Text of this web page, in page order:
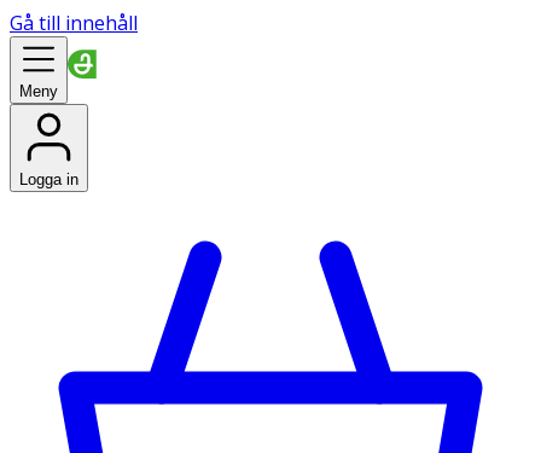
Gå till innehåll
Meny
Logga in